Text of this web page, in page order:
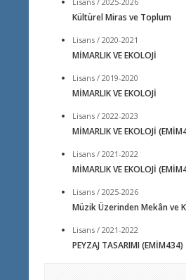
Kültürel Miras ve Toplum
Lisans / 2020-2021
MİMARLIK VE EKOLOJİ
Lisans / 2019-2020
MİMARLIK VE EKOLOJİ
Lisans / 2022-2023
MİMARLIK VE EKOLOJİ
Lisans / 2021-2022
MİMARLIK VE EKOLOJİ
Lisans / 2025-2026
Müzik Üzerinden Mekân ve
Lisans / 2021-2022
PEYZAJ TASARIMI (EMİM434)